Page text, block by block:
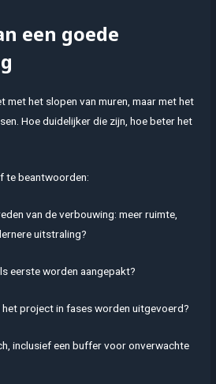
een goede
met het slopen van muren, maar met het
Hoe duidelijker die zijn, hoe beter het
te beantwoorden:
van de verbouwing: meer ruimte,
uitstraling?
eerste worden aangepakt?
het project in fases worden uitgevoerd?
inclusief een buffer voor onverwachte